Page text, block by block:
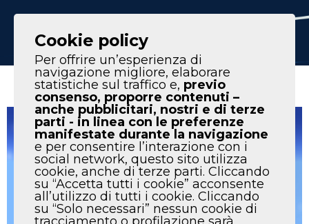
Cookie policy
Per offrire un’esperienza di
navigazione migliore, elaborare
statistiche sul traffico e, previo
consenso, proporre contenuti –
anche pubblicitari, nostri e di terze
parti - in linea con le preferenze
manifestate durante la navigazione
e per consentire l’interazione con i
social network, questo sito utilizza
cookie, anche di terze parti. Cliccando
su “Accetta tutti i cookie” acconsente
all’utilizzo di tutti i cookie. Cliccando
su “Solo necessari” nessun cookie di